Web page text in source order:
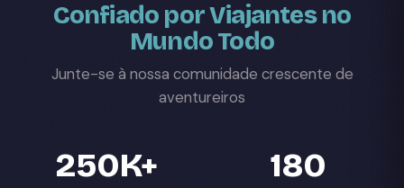
Confiado por Viajantes no
Mundo Todo
Junte-se à nossa comunidade crescente de
aventureiros
250K+ 180